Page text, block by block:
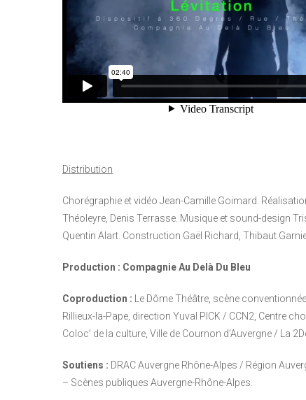
Distribution
Chorégraphie et vidéo Jean-Camille Goimard.
Théoleyre, Denis Terrasse. Musique et sound-design
Quentin Alart. Construction Gaël Richard, Thibaut
Production : Compagnie Au Delà Du Bleu
Coproduction : Le Dôme Théâtre, scène
Rillieux-la-Pape, direction Yuval PICK / CCN2, Centre
Coloc’ de la culture, Ville de Cournon d’Auvergne / La
Soutiens : DRAC Auvergne Rhône-Alpes / Région
– Scènes publiques Auvergne-Rhône-Alpes.